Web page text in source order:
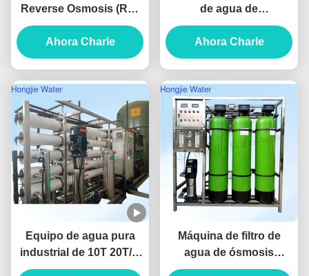
Reverse Osmosis (RO)
Pure Water System For
The Lithium Battery
Industry
Ahora Charle
de agua de
refrigeración de
1000L/hora con
conductividad <
dos años para equipos
de agua pura
Ahora Charle
Equipo de agua pura
industrial de 10T 20T/H
con sistema de ósmosis
Máquina de filtro de
agua de ósmosis
inversa de 500L/hora y